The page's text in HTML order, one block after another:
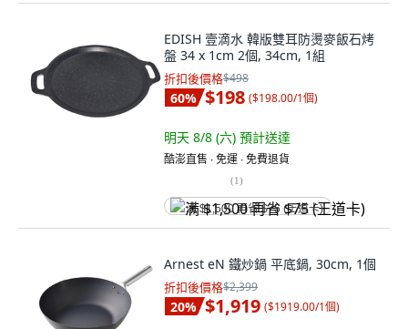
EDISH 壹滴水 韓版雙耳防燙麥飯石烤
盤 34 x 1cm 2個, 34cm, 1組
折扣後價格$498
60% $198 ($198.00/1個)
明天 8/8 (六) 預計送達
酷澎直售 ∙ 免運 ∙ 免費退貨
(1)
满 $1,500 再省 $75 (王道卡)
Arnest eN 鐵炒鍋 平底鍋, 30cm, 1個
折扣後價格$2,399
20% $1,919 ($1919.00/1個)